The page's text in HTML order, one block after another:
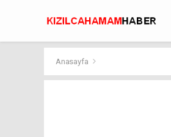
Anasayfa